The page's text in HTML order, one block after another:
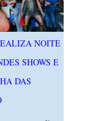
a Polícia
em sentidos
dos
de
Regional
autuado em
confirmar a
está em
NOITE
SHOWS E
DAS